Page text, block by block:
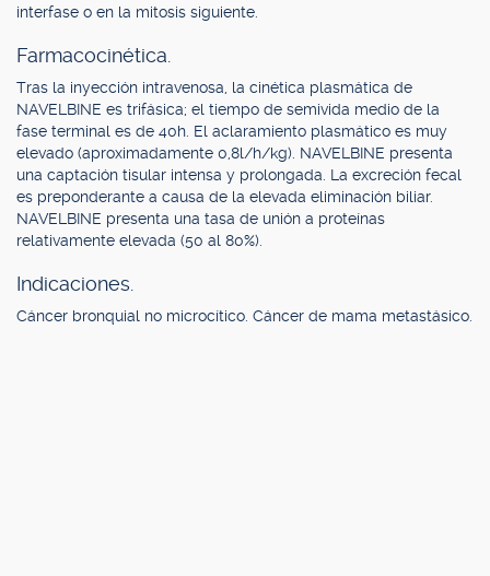
interfase o en la mitosis siguiente.
Farmacocinética.
Tras la inyección intravenosa, la cinética plasmática de
NAVELBINE es trifásica; el tiempo de semivida medio de la
fase terminal es de 40h. El aclaramiento plasmático es muy
elevado (aproximadamente 0,8l/h/kg). NAVELBINE presenta
una captación tisular intensa y prolongada. La excreción fecal
es preponderante a causa de la elevada eliminación biliar.
NAVELBINE presenta una tasa de unión a proteínas
relativamente elevada (50 al 80%).
Indicaciones.
Cáncer bronquial no microcítico. Cáncer de mama metastásico.